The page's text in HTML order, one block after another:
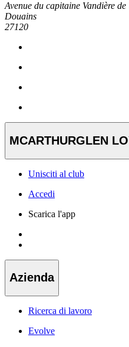
Avenue du capitaine Vandière
Douains
27120
MCARTHURGLEN
Unisciti al club
Accedi
Scarica l'app
Azienda
Ricerca di lavoro
Evolve